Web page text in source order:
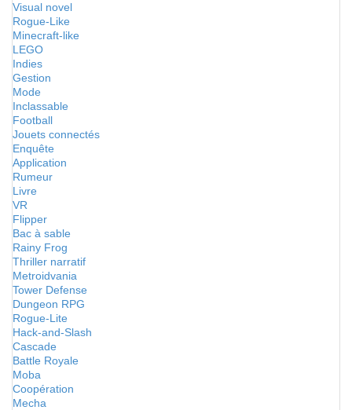
Visual novel
Rogue-Like
Minecraft-like
LEGO
Indies
Gestion
Mode
Inclassable
Football
Jouets connectés
Enquête
Application
Rumeur
Livre
VR
Flipper
Bac à sable
Rainy Frog
Thriller narratif
Metroidvania
Tower Defense
Dungeon RPG
Rogue-Lite
Hack-and-Slash
Cascade
Battle Royale
Moba
Coopération
Mecha